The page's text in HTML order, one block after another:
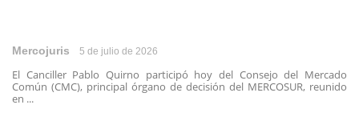
Mercojuris 5 de julio de 2026
El Canciller Pablo Quirno participó hoy del Consejo del Mercado
Común (CMC), principal órgano de decisión del MERCOSUR, reunido
en ...